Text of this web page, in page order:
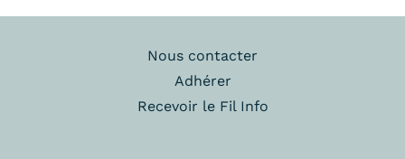
Nous contacter
Adhérer
Recevoir le Fil Info